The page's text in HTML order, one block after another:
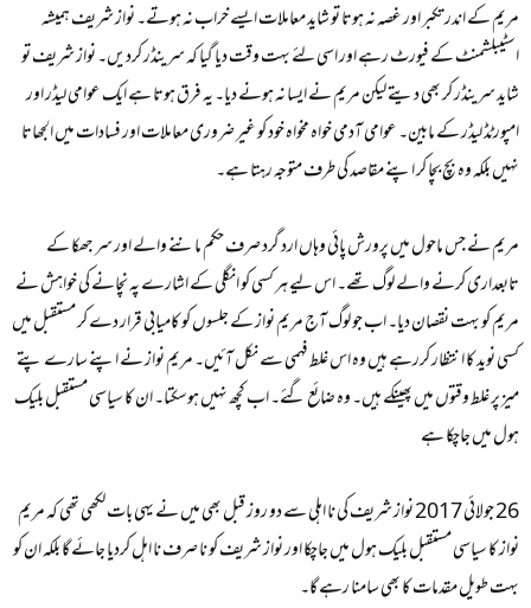
مریم کے اندر تکبر اور غصہ نہ ہوتا تو شاید معاملات ایسے خراب نہ ہوتے۔ نواز شریف ہمیشہ
اسٹیبلشمنٹ کے فیورٹ رہے اور اسی لئے بہت وقت دیا گیا کہ سرینڈر کردیں۔ نواز شریف تو
شاید سرینڈر کر بھی دیتے لیکن مریم نے ایسا نہ ہونے دیا۔ یہ فرق ہوتا ہے ایک عوامی لیڈر اور
امپورٹڈ لیڈر کے مابین۔ عوامی آدمی خواہ مخواہ خود کو غیر ضروری معاملات اور فسادات میں الجھاتا
نہیں بلکہ وہ بچ بچا کر اپنے مقاصد کی طرف متوجہ رہتا ہے۔
مریم نے جس ماحول میں پرورش پائی وہاں ارد گرد صرف حکم ماننے والے اور سر جھکا کے
تابعداری کرنے والے لوگ تھے۔ اس لیے ہر کسی کو انگلی کے اشارے پہ نچانے کی خواہش نے
مریم کو بہت نقصان دیا۔ اب جو لوگ آج مریم نواز کے جلسوں کو کامیابی قرار دے کر مستقبل میں
کسی نوید کا انتظار کررہے ہیں وہ اس غلط فہمی سے نکل آئیں۔ مریم نواز نے اپنے سارے پتے
میز پر غلط وقتوں میں پھینکے ہیں۔ وہ ضائع گئے۔ اب کچھ نہیں ہوسکتا۔ ان کا سیاسی مستقبل بلیک
ہول میں جاچکا ہے
26 جولائی 2017 نواز شریف کی نا اہلی سے دو روز قبل بھی میں نے یہی بات لکھی تھی کہ مریم
نواز کا سیاسی مستقبل بلیک ہول میں جاچکا اور نواز شریف کو نا صرف نا اہل کردیا جائے گا بلکہ ان کو
بہت طویل مقدمات کا بھی سامنا رہے گا۔